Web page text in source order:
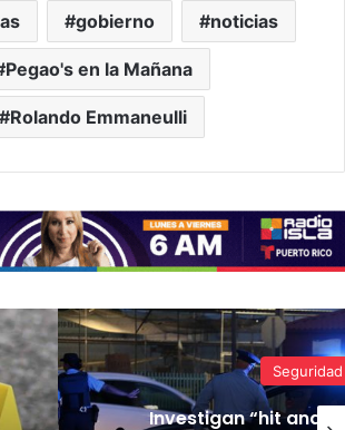
gobierno noticias
Pegao's en la Mañana
Rolando Emmaneulli
Seguridad
“hit and run” tras grave